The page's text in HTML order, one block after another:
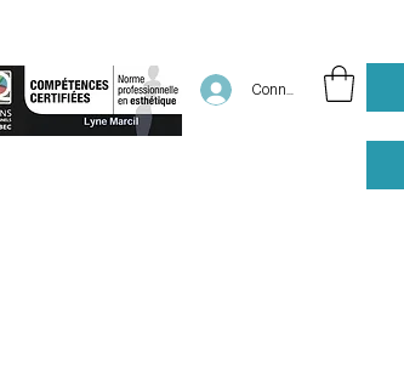
Connexion